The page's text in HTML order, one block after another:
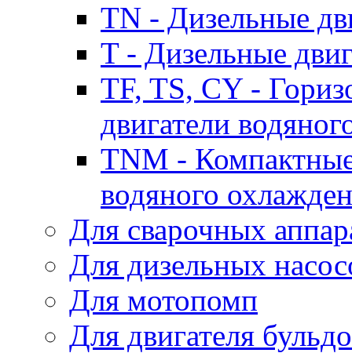
TN - Дизельные
T - Дизельные
TF, TS, CY -
двигатели
TNM -
водяного
Для сварочных
Для дизельных
Для мотопомп
Для двигателя